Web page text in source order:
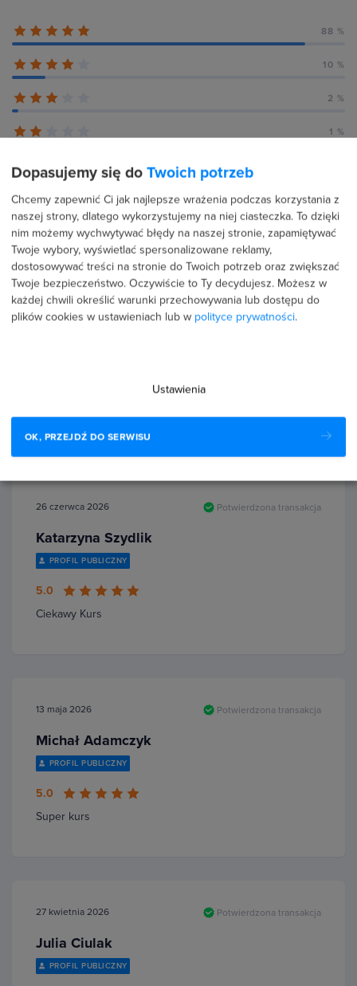
88 %
10 %
2 %
1 %
Recenzje użytkowników (156)
20 lipca 2026 Potwierdzona transakcja
26 czerwca 2026 Potwierdzona transakcja
Katarzyna Szydlik
PROFIL PUBLICZNY
5.0
Ciekawy Kurs
13 maja 2026 Potwierdzona transakcja
Michał Adamczyk
PROFIL PUBLICZNY
5.0
Super kurs
27 kwietnia 2026 Potwierdzona transakcja
Julia Ciulak
PROFIL PUBLICZNY
Dopasujemy się do Twoich potrzeb
Chcemy zapewnić Ci jak najlepsze wrażenia podczas korzystania z
naszej strony, dlatego wykorzystujemy na niej ciasteczka. To dzięki
nim możemy wychwytywać błędy na naszej stronie, zapamiętywać
Twoje wybory, wyświetlać spersonalizowane reklamy,
dostosowywać treści na stronie do Twoich potrzeb oraz zwiększać
Twoje bezpieczeństwo. Oczywiście to Ty decydujesz. Możesz w
każdej chwili określić warunki przechowywania lub dostępu do
plików cookies w ustawieniach lub w polityce prywatności.
Ustawienia
OK, PRZEJDŹ DO SERWISU